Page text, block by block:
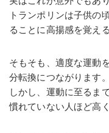
トランポリンは子供の
ることに高揚感を覚え
そもそも、適度な運動
分転換につながります。
しかし、運動に至るま
慣れていない人ほど高